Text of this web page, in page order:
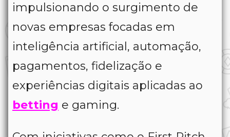
impulsionando o surgimento de
novas empresas focadas em
inteligência artificial, automação,
pagamentos, fidelização e
experiências digitais aplicadas ao
betting e gaming.